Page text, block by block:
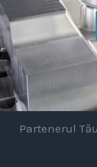
Partenerul